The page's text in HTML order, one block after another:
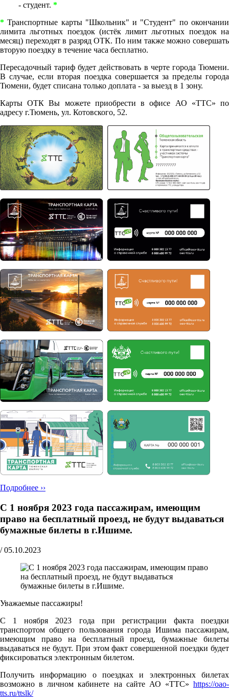
- студент. *
* Транспортные карты "Школьник" и "Студент" по окончании
лимита льготных поездок (истёк лимит льготных поездок на
месяц) переходят в разряд ОТК. По ним также можно совершать
вторую поездку в течение часа бесплатно.
Пересадочный тариф будет действовать в черте города Тюмени.
В случае, если вторая поездка совершается за пределы города
Тюмени, будет списана только доплата - за выезд в 1 зону.
Карты ОТК Вы можете приобрести в офисе АО «ТТС» по
адресу г.Тюмень, ул. Котовского, 52.
Подробнее ››
С 1 ноября 2023 года пассажирам, имеющим
право на бесплатный проезд, не будут выдаваться
бумажные билеты в г.Ишиме.
/ 05.10.2023
Уважаемые пассажиры!
С 1 ноября 2023 года при регистрации факта поездки
транспортом общего пользования города Ишима пассажирам,
имеющим право на бесплатный проезд, бумажные билеты
выдаваться не будут. При этом факт совершенной поездки будет
фиксироваться электронным билетом.
Получить информацию о поездках и электронных билетах
возможно в личном кабинете на сайте АО «ТТС» https://oao-
tts.ru/ttslk/